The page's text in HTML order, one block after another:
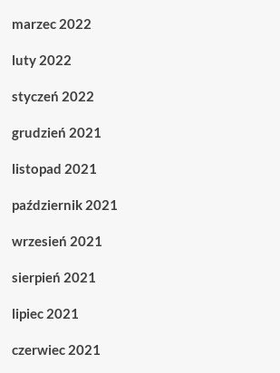
marzec 2022
luty 2022
styczeń 2022
grudzień 2021
listopad 2021
październik 2021
wrzesień 2021
sierpień 2021
lipiec 2021
czerwiec 2021